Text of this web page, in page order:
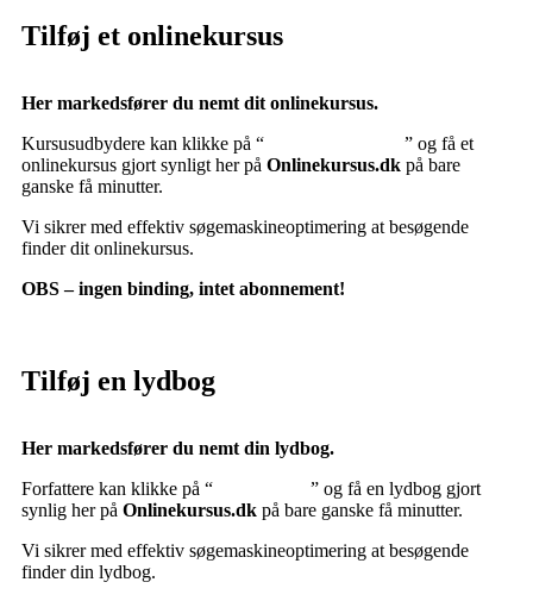
Tilføj et onlinekursus
Her markedsfører du nemt dit onlinekursus.
Kursusudbydere kan klikke på “
” og få et
onlinekursus gjort synligt her på Onlinekursus.dk på bare
ganske få minutter.
Vi sikrer med effektiv søgemaskineoptimering at besøgende
finder dit onlinekursus.
OBS – ingen binding, intet abonnement!
Tilføj en lydbog
Her markedsfører du nemt din lydbog.
Forfattere kan klikke på “
” og få en lydbog gjort
synlig her på Onlinekursus.dk på bare ganske få minutter.
Vi sikrer med effektiv søgemaskineoptimering at besøgende
finder din lydbog.